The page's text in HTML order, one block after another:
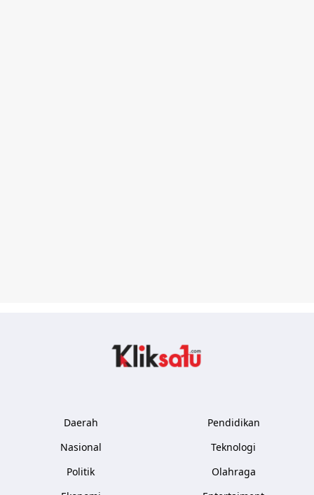
Daerah
Nasional
Politik
Pendidikan
Teknologi
Olahraga